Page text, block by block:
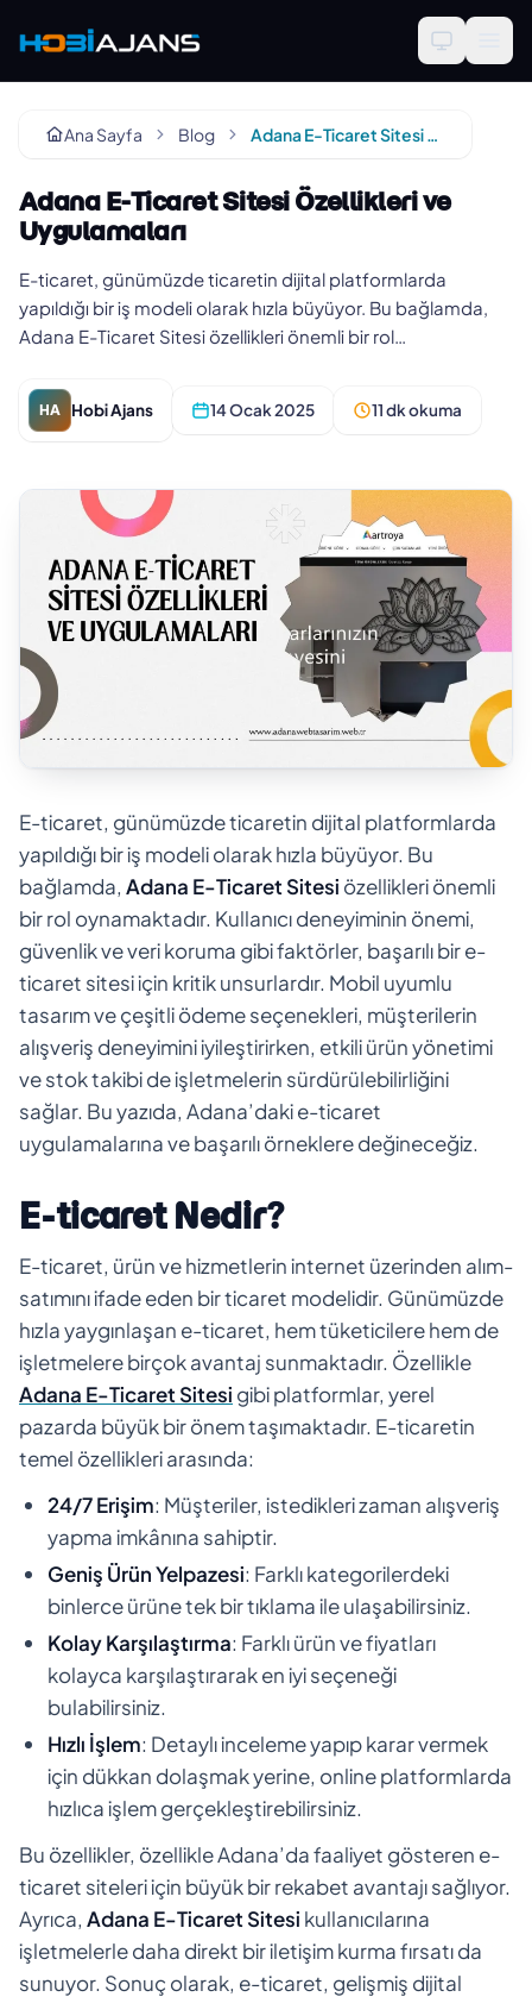
Ana Sayfa Blog Adana E-Ticaret Sitesi Özellikleri ve Uygulamaları
Adana E-Ticaret Sitesi Özellikleri ve
Uygulamaları
E-ticaret, günümüzde ticaretin dijital platformlarda
yapıldığı bir iş modeli olarak hızla büyüyor. Bu bağlamda,
Adana E-Ticaret Sitesi özellikleri önemli bir rol
HA Hobi Ajans 14 Ocak 2025 11 dk okuma
E-ticaret, günümüzde ticaretin dijital platformlarda
yapıldığı bir iş modeli olarak hızla büyüyor. Bu
bağlamda, Adana E-Ticaret Sitesi özellikleri önemli
bir rol oynamaktadır. Kullanıcı deneyiminin önemi,
güvenlik ve veri koruma gibi faktörler, başarılı bir e-
ticaret sitesi için kritik unsurlardır. Mobil uyumlu
tasarım ve çeşitli ödeme seçenekleri, müşterilerin
alışveriş deneyimini iyileştirirken, etkili ürün yönetimi
ve stok takibi de işletmelerin sürdürülebilirliğini
sağlar. Bu yazıda, Adana’daki e-ticaret
uygulamalarına ve başarılı örneklere değineceğiz.
E-ticaret Nedir?
E-ticaret, ürün ve hizmetlerin internet üzerinden alım-
satımını ifade eden bir ticaret modelidir. Günümüzde
hızla yaygınlaşan e-ticaret, hem tüketicilere hem de
işletmelere birçok avantaj sunmaktadır. Özellikle
Adana E-Ticaret Sitesi gibi platformlar, yerel
pazarda büyük bir önem taşımaktadır. E-ticaretin
temel özellikleri arasında:
24/7 Erişim: Müşteriler, istedikleri zaman alışveriş
yapma imkânına sahiptir.
Geniş Ürün Yelpazesi: Farklı kategorilerdeki
binlerce ürüne tek bir tıklama ile ulaşabilirsiniz.
Kolay Karşılaştırma: Farklı ürün ve fiyatları
kolayca karşılaştırarak en iyi seçeneği
bulabilirsiniz.
Hızlı İşlem: Detaylı inceleme yapıp karar vermek
için dükkan dolaşmak yerine, online platformlarda
hızlıca işlem gerçekleştirebilirsiniz.
Bu özellikler, özellikle Adana’da faaliyet gösteren e-
ticaret siteleri için büyük bir rekabet avantajı sağlıyor.
Ayrıca, Adana E-Ticaret Sitesi kullanıcılarına
işletmelerle daha direkt bir iletişim kurma fırsatı da
sunuyor. Sonuç olarak, e-ticaret, gelişmiş dijital